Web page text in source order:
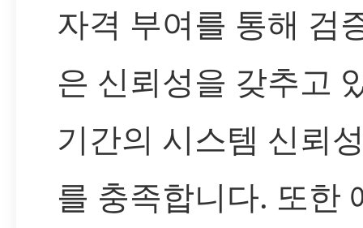
자격 부여를 통해 검
은 신뢰성을 갖추고
기간의 시스템 신뢰
를 충족합니다. 또한